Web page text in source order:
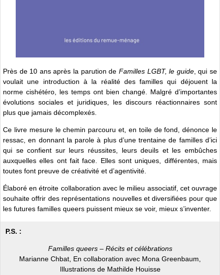
Près de 10 ans après la parution de Familles LGBT, le guide, qui se
voulait une introduction à la réalité des familles qui déjouent la
norme cishétéro, les temps ont bien changé. Malgré d’importantes
évolutions sociales et juridiques, les discours réactionnaires sont
plus que jamais décomplexés.
Ce livre mesure le chemin parcouru et, en toile de fond, dénonce le
ressac, en donnant la parole à plus d’une trentaine de familles d’ici
qui se confient sur leurs réussites, leurs deuils et les embûches
auxquelles elles ont fait face. Elles sont uniques, différentes, mais
toutes font preuve de créativité et d’agentivité.
Élaboré en étroite collaboration avec le milieu associatif, cet ouvrage
souhaite offrir des représentations nouvelles et diversifiées pour que
les futures familles queers puissent mieux se voir, mieux s’inventer.
P.S. :
Familles queers – Récits et célébrations
Marianne Chbat, En collaboration avec Mona Greenbaum,
Illustrations de Mathilde Houisse